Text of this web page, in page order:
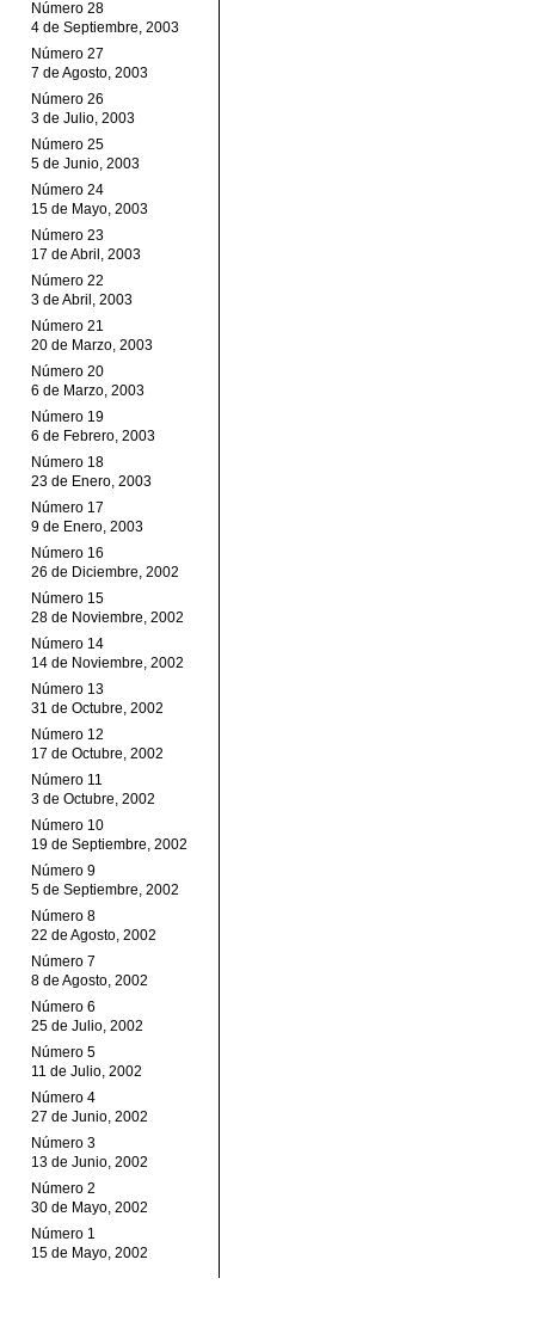
Número 28
4 de Septiembre, 2003
Número 27
7 de Agosto, 2003
Número 26
3 de Julio, 2003
Número 25
5 de Junio, 2003
Número 24
15 de Mayo, 2003
Número 23
17 de Abril, 2003
Número 22
3 de Abril, 2003
Número 21
20 de Marzo, 2003
Número 20
6 de Marzo, 2003
Número 19
6 de Febrero, 2003
Número 18
23 de Enero, 2003
Número 17
9 de Enero, 2003
Número 16
26 de Diciembre, 2002
Número 15
28 de Noviembre, 2002
Número 14
14 de Noviembre, 2002
Número 13
31 de Octubre, 2002
Número 12
17 de Octubre, 2002
Número 11
3 de Octubre, 2002
Número 10
19 de Septiembre, 2002
Número 9
5 de Septiembre, 2002
Número 8
22 de Agosto, 2002
Número 7
8 de Agosto, 2002
Número 6
25 de Julio, 2002
Número 5
11 de Julio, 2002
Número 4
27 de Junio, 2002
Número 3
13 de Junio, 2002
Número 2
30 de Mayo, 2002
Número 1
15 de Mayo, 2002